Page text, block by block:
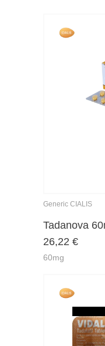
Generic CIALIS
Tadanova
26,22 €
60mg